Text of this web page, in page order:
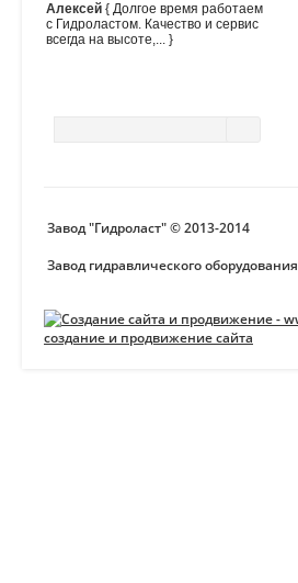
Алексей { Долгое время работаем
с Гидроластом. Качество и сервис
всегда на высоте,... }
Завод "Гидроласт" © 2013-2014
Завод гидравлического оборудования
создание и продвижение сайта